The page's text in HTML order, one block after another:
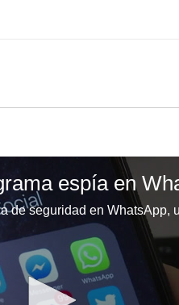
espía en